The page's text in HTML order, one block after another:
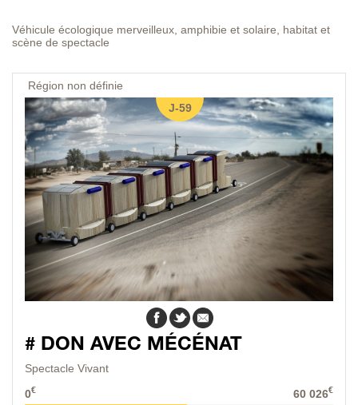
Véhicule écologique merveilleux, amphibie et solaire, habitat et
scène de spectacle
Région non définie
J-59
# DON AVEC MÉCÉNAT
Spectacle Vivant
0€ 60 026€